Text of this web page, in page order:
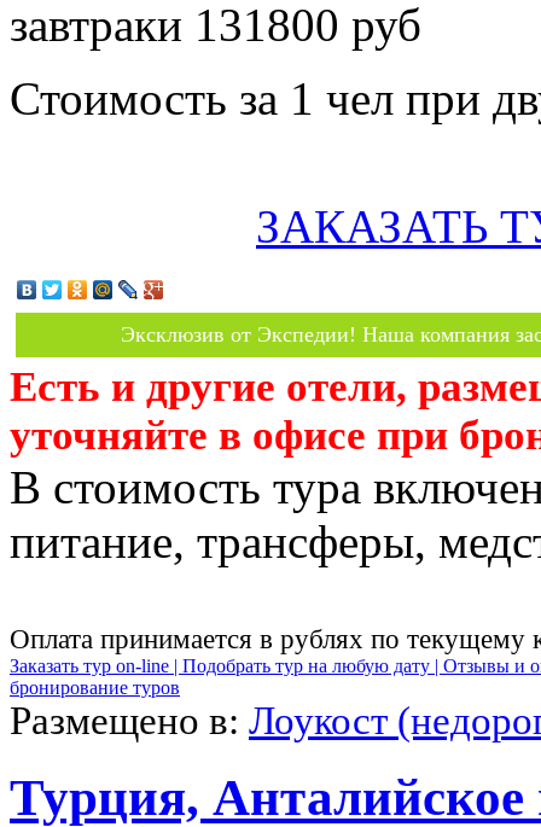
завтраки 131800 руб
Стоимость за 1 чел при
ЗАКАЗАТЬ
Эксклюзив от Экспедии! Наша компания
Есть и другие отели,
уточняйте в офисе при
В стоимость тура
питание, трансферы,
Оплата принимается в рублях по текущему
Заказать тур on-line | Подобрать тур на любую дату | Отзывы и
бронирование туров
Размещено в: Лоукост
Турция, Анталийское